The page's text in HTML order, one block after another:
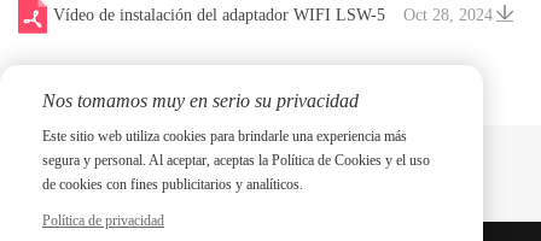
Oct 28, 2024
Vídeo de instalación del adaptador WIFI LSW-5
Nos tomamos muy en serio su privacidad
Este sitio web utiliza cookies para brindarle una experiencia más
segura y personal. Al aceptar, aceptas la Política de Cookies y el uso
de cookies con fines publicitarios y analíticos.
Política de privacidad